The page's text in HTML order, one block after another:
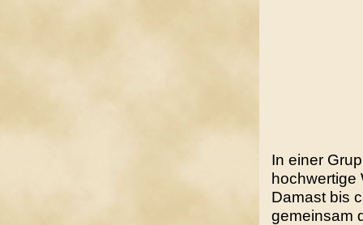
In einer
hochwertige
Damast bis
gemeinsam